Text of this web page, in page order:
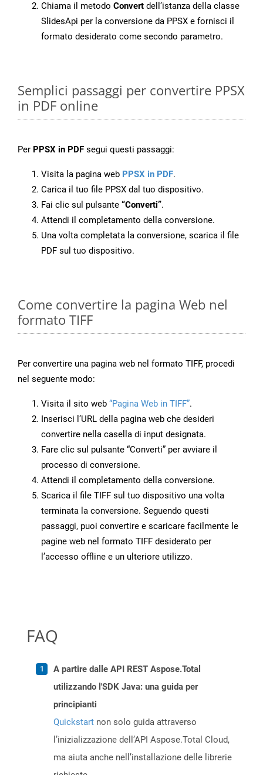
Chiama il metodo Convert dell’istanza della classe
SlidesApi per la conversione da PPSX e fornisci il
formato desiderato come secondo parametro.
Semplici passaggi per convertire PPSX
in PDF online
Per PPSX in PDF segui questi passaggi:
Visita la pagina web PPSX in PDF.
Carica il tuo file PPSX dal tuo dispositivo.
Fai clic sul pulsante “Converti”.
Attendi il completamento della conversione.
Una volta completata la conversione, scarica il file
PDF sul tuo dispositivo.
Come convertire la pagina Web nel
formato TIFF
Per convertire una pagina web nel formato TIFF, procedi
nel seguente modo:
Visita il sito web “Pagina Web in TIFF”.
Inserisci l’URL della pagina web che desideri
convertire nella casella di input designata.
Fare clic sul pulsante “Converti” per avviare il
processo di conversione.
Attendi il completamento della conversione.
Scarica il file TIFF sul tuo dispositivo una volta
terminata la conversione. Seguendo questi
passaggi, puoi convertire e scaricare facilmente le
pagine web nel formato TIFF desiderato per
l’accesso offline e un ulteriore utilizzo.
FAQ
A partire dalle API REST Aspose.Total
utilizzando l'SDK Java: una guida per
principianti
Quickstart non solo guida attraverso
l’inizializzazione dell’API Aspose.Total Cloud,
ma aiuta anche nell’installazione delle librerie